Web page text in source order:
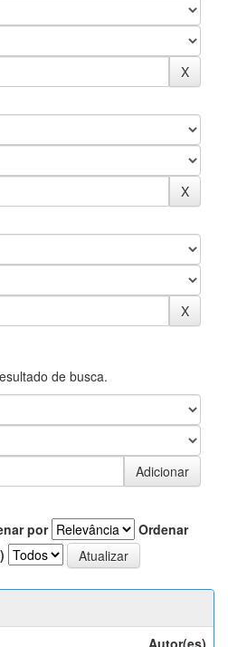
de busca.
por
Ordenar
Autor(es)